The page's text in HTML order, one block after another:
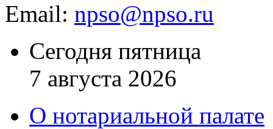
Email: npso@npso.ru
Сегодня пятница
7 августа 2026
О нотариальной палате